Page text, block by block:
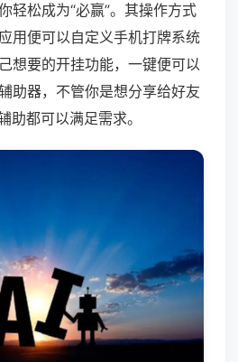
轻松成为“必赢”。其操作方式
用便可以自定义手机打牌系统
想要的开挂功能，一键便可以
助器，不管你是想分享给好友
助都可以满足需求。